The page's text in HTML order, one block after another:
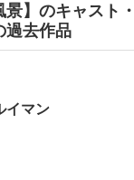
景】のキャスト
過去作品
イマン